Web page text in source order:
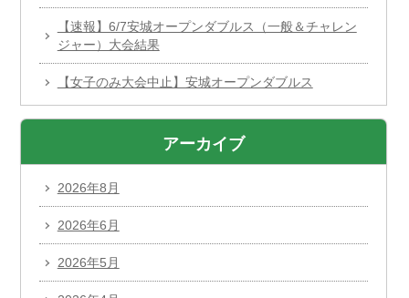
【速報】6/7安城オープンダブルス（一般＆チャレン
ジャー）大会結果
【女子のみ大会中止】安城オープンダブルス
アーカイブ
2026年8月
2026年6月
2026年5月